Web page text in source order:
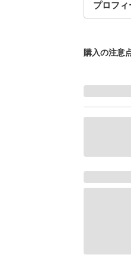
プロフ
購入の注意